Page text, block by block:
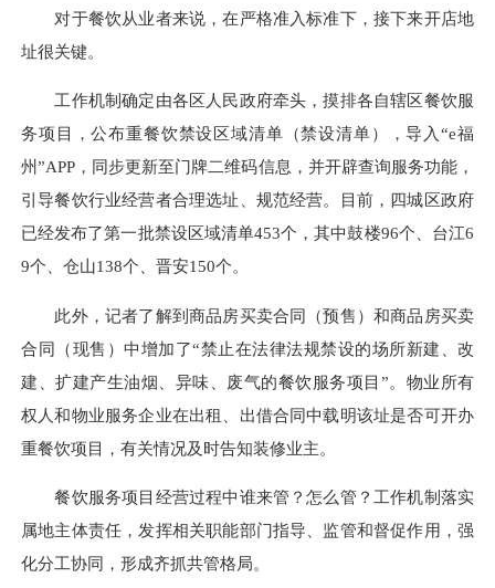
对于餐饮从业者来说，在严格准入标准下，接下来开店地
址很关键。
工作机制确定由各区人民政府牵头，摸排各自辖区餐饮服
务项目，公布重餐饮禁设区域清单（禁设清单），导入“e福
州”APP，同步更新至门牌二维码信息，并开辟查询服务功能，
引导餐饮行业经营者合理选址、规范经营。目前，四城区政府
已经发布了第一批禁设区域清单453个，其中鼓楼96个、台江6
9个、仓山138个、晋安150个。
此外，记者了解到商品房买卖合同（预售）和商品房买卖
合同（现售）中增加了“禁止在法律法规禁设的场所新建、改
建、扩建产生油烟、异味、废气的餐饮服务项目”。物业所有
权人和物业服务企业在出租、出借合同中载明该址是否可开办
重餐饮项目，有关情况及时告知装修业主。
餐饮服务项目经营过程中谁来管？怎么管？工作机制落实
属地主体责任，发挥相关职能部门指导、监管和督促作用，强
化分工协同，形成齐抓共管格局。